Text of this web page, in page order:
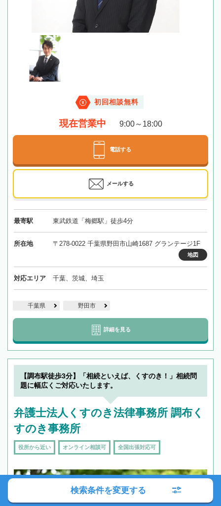
初回相談無料
現在営業中 9:00～18:00
電話する
メールする
最寄駅 東武鉄道「梅郷駅」徒歩4分
所在地 〒278-0022 千葉県野田市山崎1687 グランテージ1F
地図
対応エリア 千葉、茨城、埼玉
千葉県 野田市
詳細を見る
【調布駅徒歩3分】「相続といえば、くすのき！」相続問
題に幅広くご対応いたします。
弁護士法人くすのき法律事務所 調布く
すのき事務所
役所から近い オンライン相談可 全国出張対応可
検索条件を変更する